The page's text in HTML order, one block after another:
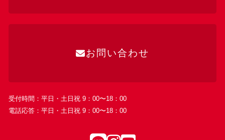
お問い合わせ
受付時間：平日・土日祝 9：00〜18：00
電話応答：平日・土日祝 9：00〜18：00